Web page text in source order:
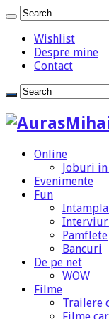
Wishlist
Despre mine
Contact
Online
Joburi
Evenimente
Fun
Pamflete
Bancuri
De pe net
WOW
Filme
Trailere